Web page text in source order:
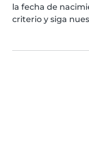
la fecha de
criterio y siga